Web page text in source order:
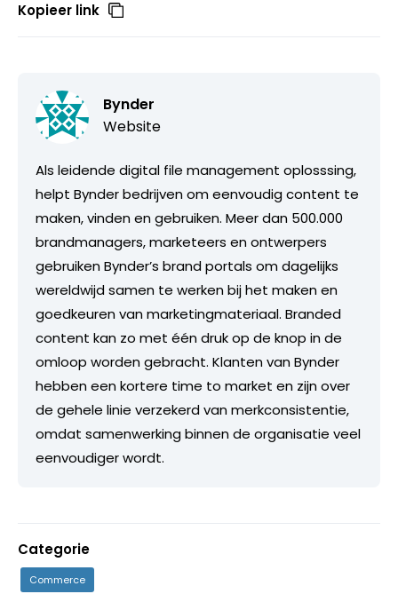
Kopieer link
Bynder
Website
Als leidende digital file management oplosssing,
helpt Bynder bedrijven om eenvoudig content te
maken, vinden en gebruiken. Meer dan 500.000
brandmanagers, marketeers en ontwerpers
gebruiken Bynder’s brand portals om dagelijks
wereldwijd samen te werken bij het maken en
goedkeuren van marketingmateriaal. Branded
content kan zo met één druk op de knop in de
omloop worden gebracht. Klanten van Bynder
hebben een kortere time to market en zijn over
de gehele linie verzekerd van merkconsistentie,
omdat samenwerking binnen de organisatie veel
eenvoudiger wordt.
Categorie
Commerce